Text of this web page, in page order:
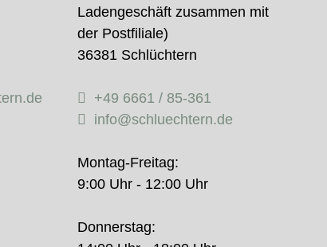
Ladengeschäft zusammen mit
der Postfiliale)
36381 Schlüchtern
+49 6661 / 85-361
info@schluechtern.de
Montag-Freitag:
9:00 Uhr - 12:00 Uhr
Donnerstag: